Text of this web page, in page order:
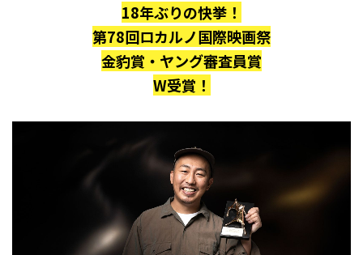
18年ぶりの快挙！
第78回ロカルノ国際映画祭
金豹賞・ヤング審査員賞
W受賞！